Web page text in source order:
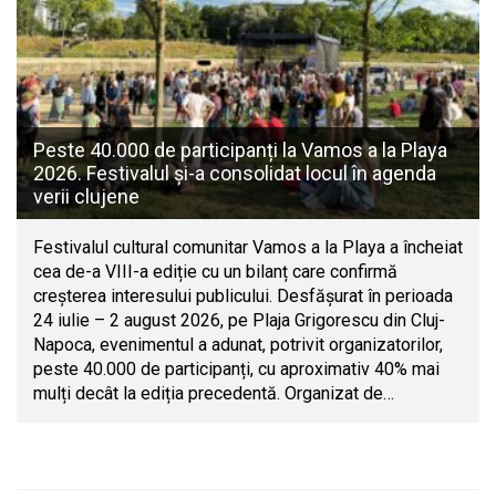
Peste 40.000 de participanți la Vamos a la Playa
2026. Festivalul și-a consolidat locul în agenda
verii clujene
Festivalul cultural comunitar Vamos a la Playa a încheiat
cea de-a VIII-a ediție cu un bilanț care confirmă
creșterea interesului publicului. Desfășurat în perioada
24 iulie – 2 august 2026, pe Plaja Grigorescu din Cluj-
Napoca, evenimentul a adunat, potrivit organizatorilor,
peste 40.000 de participanți, cu aproximativ 40% mai
mulți decât la ediția precedentă. Organizat de…